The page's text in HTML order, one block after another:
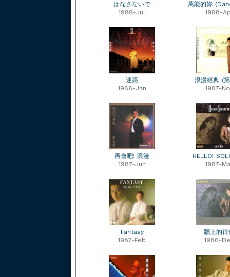
はなさないで
1988-Jul
萬能的妳
1988-
迷惑
1988-Jan
浪漫經典 (
1987-
再會吧! 浪漫
1987-Jun
HELLO!
1987-
Fantasy
1987-Feb
牆上的肖
1986-